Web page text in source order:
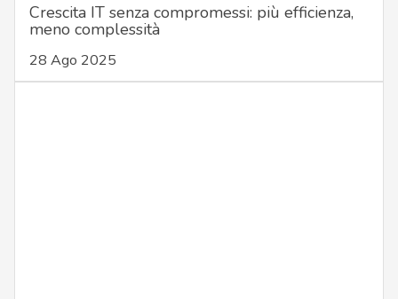
Crescita IT senza compromessi: più efficienza,
meno complessità
28 Ago 2025